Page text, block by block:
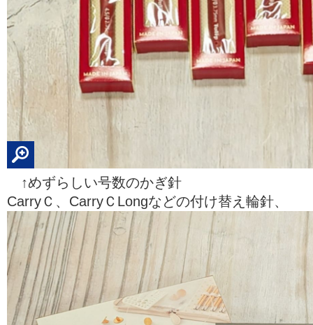
↑めずらしい号数のかぎ針
CarryＣ、CarryＣLongなどの付け替え輪針、